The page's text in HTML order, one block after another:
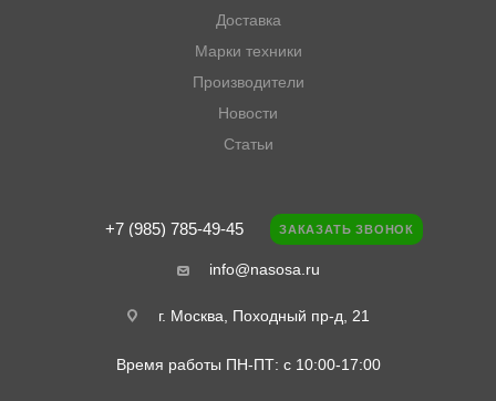
Доставка
Марки техники
Производители
Новости
Статьи
+7 (985) 785-49-45 ЗАКАЗАТЬ ЗВОНОК
info@nasosa.ru
г. Москва, Походный пр-д, 21
Время работы ПН-ПТ: с 10:00-17:00